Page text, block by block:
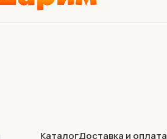
КаталогДоставка и оплата